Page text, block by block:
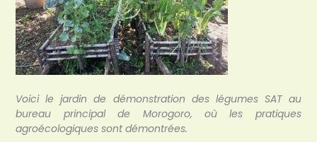
Voici le jardin de démonstration des légumes SAT au
bureau principal de Morogoro, où les pratiques
agroécologiques sont démontrées.